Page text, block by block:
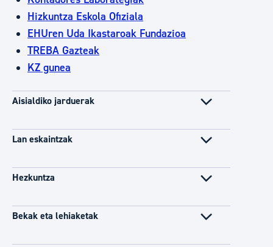
Hizkuntza Eskola Ofiziala
EHUren Uda Ikastaroak Fundazioa
TREBA Gazteak
KZ gunea
Aisialdiko jarduerak
Lan eskaintzak
Hezkuntza
Bekak eta lehiaketak